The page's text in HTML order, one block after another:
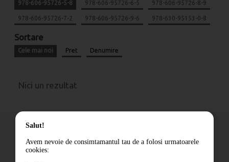
978-606-95726-5-8 978-606-95726-6-5 978-606-95726-8-9
978-606-95726-7-2 978-606-95726-9-6 978-630-95153-0-8
Sortare
Cele mai noi Pret Denumire
Nici un rezultat
Cum comand
Salut!
Avem nevoie de consimtamantul tau de a folosi urmatoarele
cookies: